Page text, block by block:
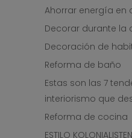
Ahorrar energía en
Decorar durante la
Decoración de
Reforma de baño
Estas son las 7
interiorismo que
Reforma de cocina
ESTILO